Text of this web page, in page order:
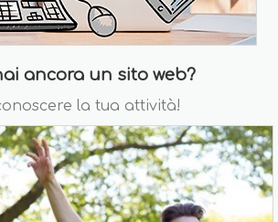
ancora un sito web?
la tua attività!